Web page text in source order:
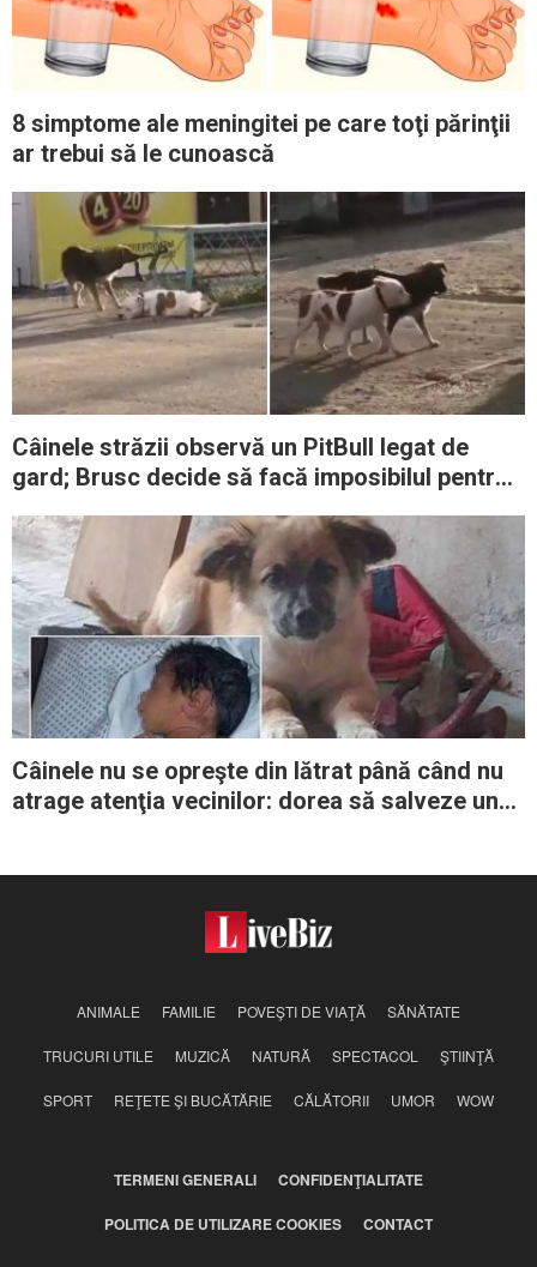
8 simptome ale meningitei pe care toţi părinţii
ar trebui să le cunoască
Câinele străzii observă un PitBull legat de
gard; Brusc decide să facă imposibilul pentru
Câinele nu se opreşte din lătrat până când nu
atrage atenţia vecinilor: dorea să salveze un
ANIMALE FAMILIE POVEŞTI DE VIAŢĂ SĂNĂTATE
TRUCURI UTILE MUZICĂ NATURĂ SPECTACOL ŞTIINŢĂ
SPORT REŢETE ŞI BUCĂTĂRIE CĂLĂTORII UMOR WOW
TERMENI GENERALI CONFIDENŢIALITATE
POLITICA DE UTILIZARE COOKIES CONTACT